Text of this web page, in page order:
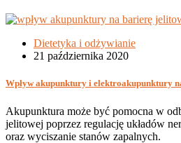
Dietetyka i odżywianie
21 października 2020
Wpływ akupunktury i elektroakupunktury
Akupunktura może być pomocna w
jelitowej poprzez regulację układów
oraz wyciszanie stanów zapalnych.